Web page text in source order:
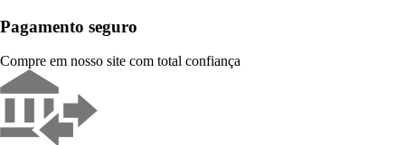
Pagamento seguro
Compre em nosso site com total confiança